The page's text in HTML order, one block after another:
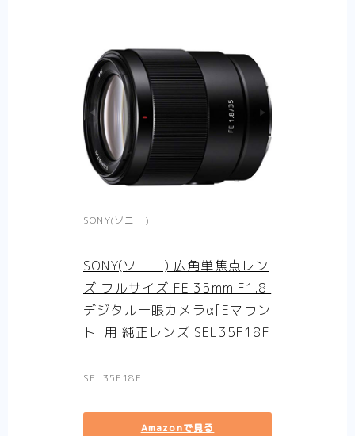
SONY(ソニー)
SONY(ソニー) 広角単焦点レン
ズ フルサイズ FE 35mm F1.8
デジタル一眼カメラα[Eマウン
ト]用 純正レンズ SEL35F18F
SEL35F18F
Amazonで見る